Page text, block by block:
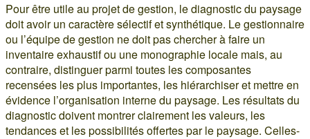
Pour être utile au projet de gestion, le diagnostic du paysage
doit avoir un caractère sélectif et synthétique. Le gestionnaire
ou l’équipe de gestion ne doit pas chercher à faire un
inventaire exhaustif ou une monographie locale mais, au
contraire, distinguer parmi toutes les composantes
recensées les plus importantes, les hiérarchiser et mettre en
évidence l’organisation interne du paysage. Les résultats du
diagnostic doivent montrer clairement les valeurs, les
tendances et les possibilités offertes par le paysage. Celles-